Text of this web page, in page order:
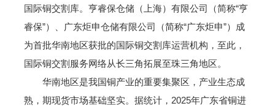
国际铜交割库。亨睿保仓储（上海）有限公司（简称“亨
睿保”）、广东炬申仓储有限公司（简称“广东炬申”）成
为首批华南地区获批的国际铜交割库运营机构，至此，
国际铜交割服务网络从长三角拓展至珠三角地区。
华南地区是我国铜产业的重要集聚区，产业生态成
熟，期现货市场基础坚实。据统计，2025年广东省铜进